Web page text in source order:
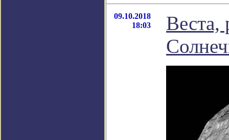
09.10.2018
18:03
Веста,